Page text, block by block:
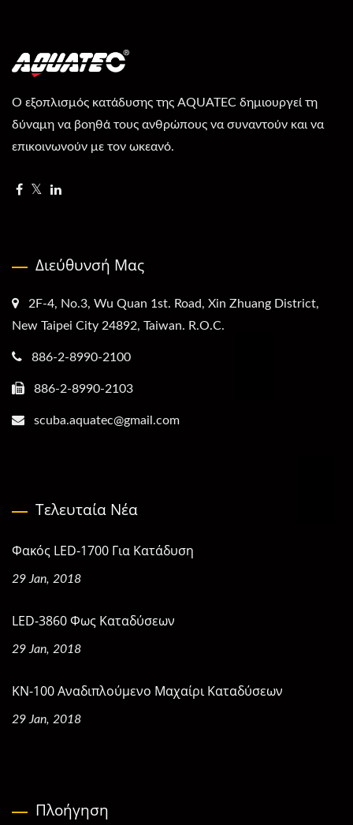
Ο εξοπλισμός κατάδυσης της AQUATEC δημιουργεί τη
δύναμη να βοηθά τους ανθρώπους να συναντούν και να
επικοινωνούν με τον ωκεανό.
Διεύθυνσή Μας
2F-4, No.3, Wu Quan 1st. Road, Xin Zhuang District,
New Taipei City 24892, Taiwan. R.O.C.
886-2-8990-2100
886-2-8990-2103
scuba.aquatec@gmail.com
Τελευταία Νέα
Φακός LED-1700 Για Κατάδυση
29 Jan, 2018
LED-3860 Φως Καταδύσεων
29 Jan, 2018
KN-100 Αναδιπλούμενο Μαχαίρι Καταδύσεων
29 Jan, 2018
Πλοήγηση